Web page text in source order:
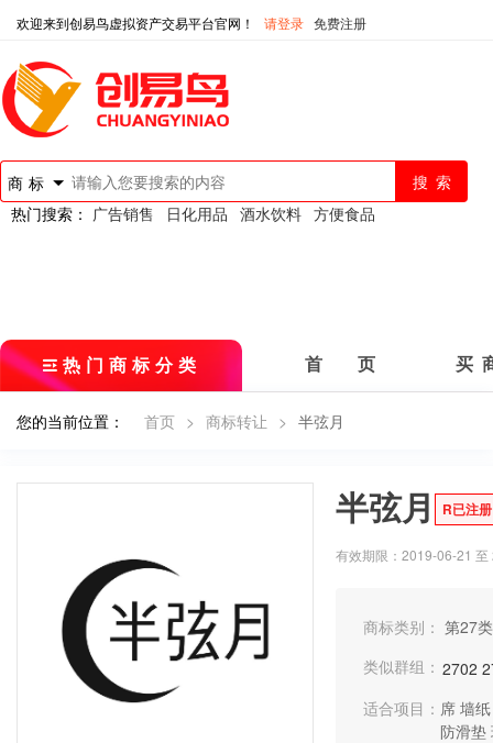
欢迎来到创易鸟虚拟资产交易平台官网！ 请登录 免费注册
商标
热门搜索： 广告销售 日化用品 酒水饮料 方便食品
热门商标分类 首 页 买
您的当前位置： 首页 > 商标转让 > 半弦月
半弦月 R已注册
有效期限：2019-06-21
商标类别： 第27
类似群组： 2702
适合项目： 席 墙纸
防滑垫